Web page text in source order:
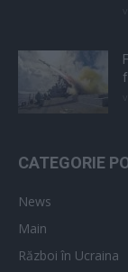
CATEGORIE
News
Main
Război în Ucraina